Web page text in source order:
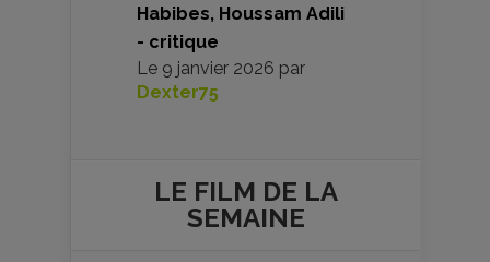
Habibes, Houssam Adili
- critique
Le 9 janvier 2026 par
Dexter75
LE FILM DE LA
SEMAINE